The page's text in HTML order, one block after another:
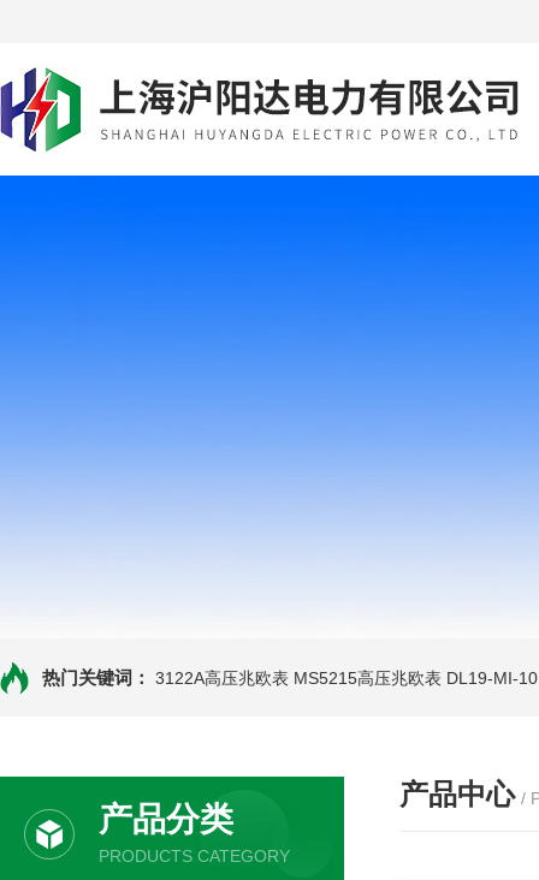
热门关键词： 3122A高压兆欧表 MS5215高压兆欧表 DL19-MI-
产品分类
PRODUCTS CATEGORY
产品中心 /